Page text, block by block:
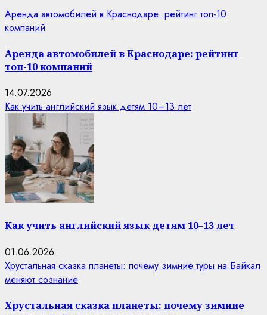
Аренда автомобилей в Краснодаре: рейтинг топ-10
компаний
Аренда автомобилей в Краснодаре: рейтинг
топ-10 компаний
14.07.2026
Как учить английский язык детям 10–13 лет
Как учить английский язык детям 10–13 лет
01.06.2026
Хрустальная сказка планеты: почему зимние туры на Байкал
меняют сознание
Хрустальная сказка планеты: почему зимние